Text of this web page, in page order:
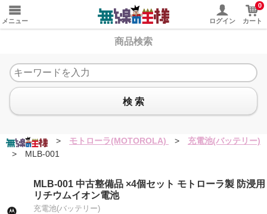
メニュー ログイン
0
カート
商品検索
検 索
> モトローラ(MOTOROLA) >
充電池(バッテリー)
>
MLB-001
MLB-001 中古整備品 ×4個セット モトローラ製 防浸用
リチウムイオン電池
充電池(バッテリー)